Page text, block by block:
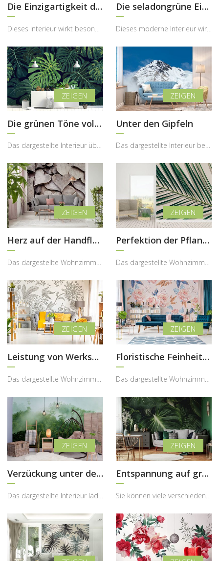
Die Einzigartigkeit der aztekischen Prints
Dieses Interieur wirkt besonders modern, kreativ und energiegeladen, wobei die Fototapete im azte...
Die seladongrüne Einzigartigkeit
Dieses moderne Interieur wirkt ruhig, harmonisch und zugleich sehr stilbewusst, wobei die Fototap...
Die grünen Töne voller Zauber
Das dargestellte Interieur überzeugt durch seine tropische, moderne und zugleich elegante Ausstra...
Unter den Gipfeln
Das dargestellte Interieur begeistert durch seine ruhige, majestätische Ausstrahlung, die durch d...
Herz auf der Handfläche Perfektion der Pflanzen
Leistung von Werksdrucken Floristische Feinheiten
Verzückung unter dem Zeichen des Grünes
Das dargestellte Interieur lädt dazu ein, den Alltag hinter sich zu lassen und in eine Welt volle...
Entspannung auf großen Blättern
Sie können viele verschiedene Ideen für ein modernes Wohnzimmer haben. Oft beschränken sich Einri...